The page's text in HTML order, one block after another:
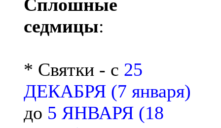
Сплошные
седмицы:
* Святки - с 25
ДЕКАБРЯ (7 января)
до 5 ЯНВАРЯ (18